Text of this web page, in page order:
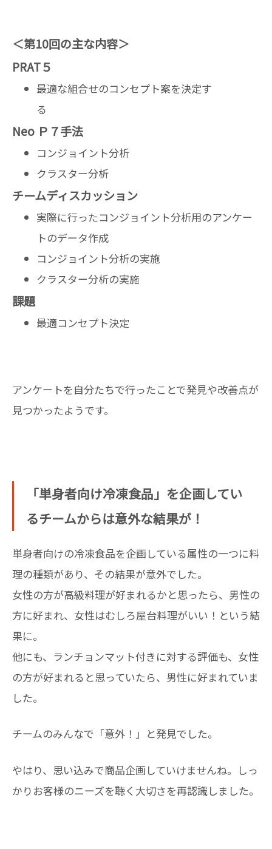
＜第10回の主な内容＞
PRAT５
最適な組合せのコンセプト案を決定す
る
Neo Ｐ７手法
コンジョイント分析
クラスター分析
チームディスカッション
実際に行ったコンジョイント分析用のアンケー
トのデータ作成
コンジョイント分析の実施
クラスター分析の実施
課題
最適コンセプト決定
アンケートを自分たちで行ったことで発見や改善点が
見つかったようです。
「単身者向け冷凍食品」を企画してい
るチームからは意外な結果が！
単身者向けの冷凍食品を企画している属性の一つに料
理の種類があり、その結果が意外でした。
女性の方が高級料理が好まれるかと思ったら、男性の
方に好まれ、女性はむしろ屋台料理がいい！という結
果に。
他にも、ランチョンマット付きに対する評価も、女性
の方が好まれると思っていたら、男性に好まれていま
した。
チームのみんなで「意外！」と発見でした。
やはり、思い込みで商品企画していけませんね。しっ
かりお客様のニーズを聴く大切さを再認識しました。